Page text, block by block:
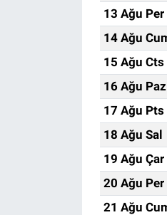
13 Ağu Per
14 Ağu
15 Ağu Cts
16 Ağu Paz
17 Ağu Pts
18 Ağu Sal
19 Ağu Çar
20 Ağu Per
21 Ağu